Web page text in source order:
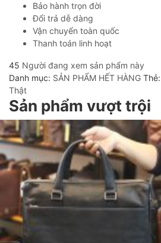
Bảo hành trọn đời
Đổi trả dễ dàng
Vận chuyển toàn quốc
Thanh toán linh hoạt
45 Người đang xem sản phẩm này
Danh mục: SẢN PHẨM HẾT HÀNG Thẻ:
Thật
Sản phẩm vượt trội